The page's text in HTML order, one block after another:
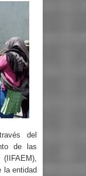
del
de las
la entidad